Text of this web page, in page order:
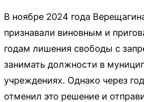
В ноябре 2024 года
признавали виновным и
годам лишения свободы с
занимать должности в
учреждениях. Однако через
отменил это решение и